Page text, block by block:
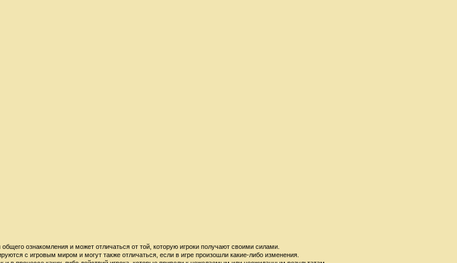
ознакомления и может отличаться от той, которую игроки получают своими силами.
с игровым миром и могут также отличаться, если в игре произошли какие-либо изменения.